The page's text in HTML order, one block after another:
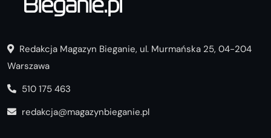
Redakcja Magazyn Bieganie, ul. Murmańska 25, 04-204
Warszawa
510 175 463
redakcja@magazynbieganie.pl